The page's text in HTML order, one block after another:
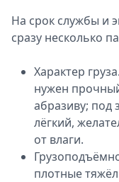
Metro
На срок службы и
сразу несколько
Характер
нужен
абразиву; под
лёгкий,
от влаги.
плотные